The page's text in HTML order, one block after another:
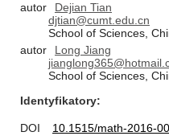
autor
Dejian Tian
djtian@cumt.edu.cn
School of Sciences,
autor
Long Jiang
School of Sciences,
Identyfikatory
DOI
10.1515/math-2016-